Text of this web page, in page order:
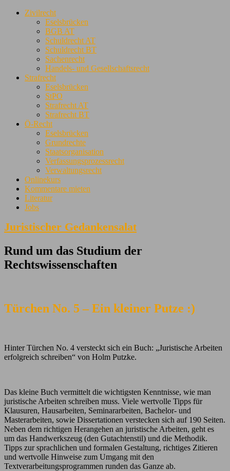
Zivilrecht
Eselsbrücken
BGB AT
Schuldrecht AT
Schuldrecht BT
Sachenrecht
Handels- und Gesellschaftsrecht
Strafrecht
Eselsbrücken
StPO
Strafrecht AT
Strafrecht BT
Ö-Recht
Eselsbrücken
Grundrechte
Staatsorganisation
Verfassungsprozessrecht
Verwaltungsrecht
Onlinekurs
Kommentare mieten
Literatur
Jobs
Juristischer Gedankensalat
Rund um das Studium der
Rechtswissenschaften
Türchen No. 5 – Ein kleiner Putze :)
Hinter Türchen No. 4 versteckt sich ein Buch: „Juristische Arbeiten
erfolgreich schreiben“ von Holm Putzke.
Das kleine Buch vermittelt die wichtigsten Kenntnisse, wie man
juristische Arbeiten schreiben muss. Viele wertvolle Tipps für
Klausuren, Hausarbeiten, Seminararbeiten, Bachelor- und
Masterarbeiten, sowie Dissertationen verstecken sich auf 190 Seiten.
Neben dem richtigen Herangehen an juristische Arbeiten, geht es
um das Handwerkszeug (den Gutachtenstil) und die Methodik.
Tipps zur sprachlichen und formalen Gestaltung, richtiges Zitieren
und wertvolle Hinweise zum Umgang mit den
Textverarbeitungsprogrammen runden das Ganze ab.